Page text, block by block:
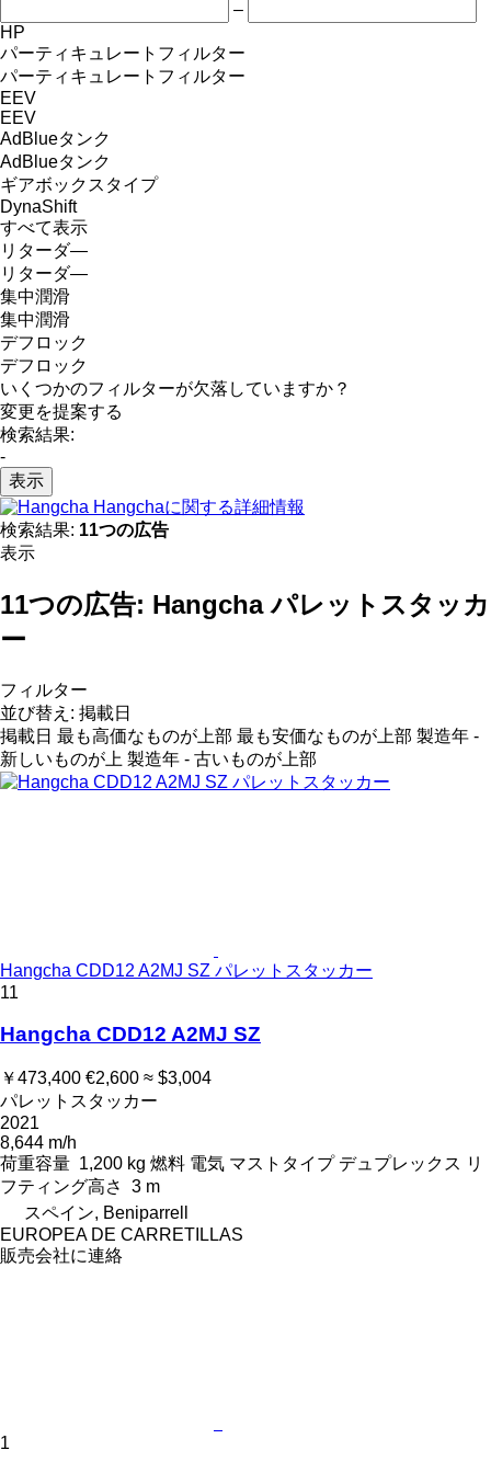
–
HP
パーティキュレートフィルター
パーティキュレートフィルター
EEV
EEV
AdBlueタンク
AdBlueタンク
ギアボックスタイプ
DynaShift
すべて表示
リターダ―
リターダ―
集中潤滑
集中潤滑
デフロック
デフロック
いくつかのフィルターが欠落していますか？
変更を提案する
検索結果:
-
表示
Hangchaに関する詳細情報
検索結果: 11つの広告
表示
11つの広告: Hangcha パレットスタッカ
ー
フィルター
並び替え : 掲載日
掲載日 最も高価なものが上部 最も安価なものが上部 製造年 -
新しいものが上 製造年 - 古いものが上部
Hangcha CDD12 A2MJ SZ パレットスタッカー
11
Hangcha CDD12 A2MJ SZ
￥473,400 €2,600 ≈ $3,004
パレットスタッカー
2021
8,644 m/h
荷重容量 1,200 kg 燃料 電気 マストタイプ デュプレックス リ
フティング高さ
3 m
スペイン, Beniparrell
EUROPEA DE CARRETILLAS
販売会社に連絡
1